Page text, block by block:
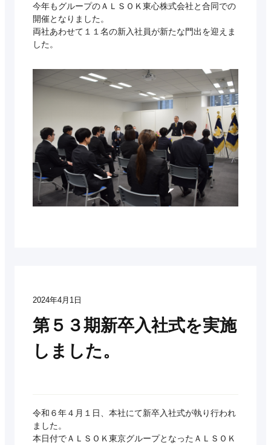
今年もグループのＡＬＳＯＫ東心株式会社と合同での
開催となりました。
両社あわせて１１名の新入社員が新たな門出を迎えま
した。
2024年4月1日
第５３期新卒入社式を実施
しました。
令和６年４月１日、本社にて新卒入社式が執り行われ
ました。
本日付でＡＬＳＯＫ東京グループとなったＡＬＳＯＫ